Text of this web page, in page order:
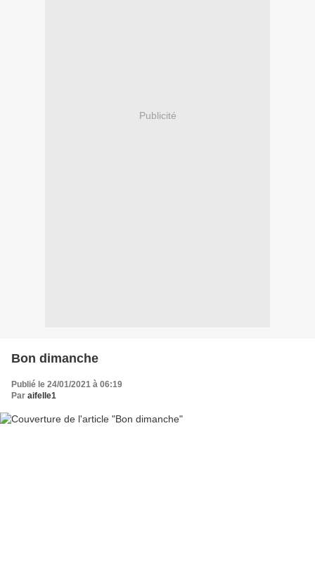
Publicité
Bon dimanche
Publié le 24/01/2021 à 06:19
Par aifelle1